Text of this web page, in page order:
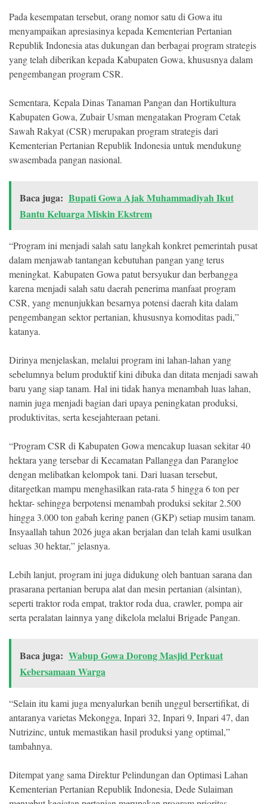
Pada kesempatan tersebut, orang nomor satu di Gowa itu
menyampaikan apresiasinya kepada Kementerian Pertanian
Republik Indonesia atas dukungan dan berbagai program strategis
yang telah diberikan kepada Kabupaten Gowa, khususnya dalam
pengembangan program CSR.
Sementara, Kepala Dinas Tanaman Pangan dan Hortikultura
Kabupaten Gowa, Zubair Usman mengatakan Program Cetak
Sawah Rakyat (CSR) merupakan program strategis dari
Kementerian Pertanian Republik Indonesia untuk mendukung
swasembada pangan nasional.
Baca juga: Bupati Gowa Ajak Muhammadiyah Ikut
Bantu Keluarga Miskin Ekstrem
“Program ini menjadi salah satu langkah konkret pemerintah pusat
dalam menjawab tantangan kebutuhan pangan yang terus
meningkat. Kabupaten Gowa patut bersyukur dan berbangga
karena menjadi salah satu daerah penerima manfaat program
CSR, yang menunjukkan besarnya potensi daerah kita dalam
pengembangan sektor pertanian, khususnya komoditas padi,”
katanya.
Dirinya menjelaskan, melalui program ini lahan-lahan yang
sebelumnya belum produktif kini dibuka dan ditata menjadi sawah
baru yang siap tanam. Hal ini tidak hanya menambah luas lahan,
namin juga menjadi bagian dari upaya peningkatan produksi,
produktivitas, serta kesejahteraan petani.
“Program CSR di Kabupaten Gowa mencakup luasan sekitar 40
hektara yang tersebar di Kecamatan Pallangga dan Parangloe
dengan melibatkan kelompok tani. Dari luasan tersebut,
ditargetkan mampu menghasilkan rata-rata 5 hingga 6 ton per
hektar- sehingga berpotensi menambah produksi sekitar 2.500
hingga 3.000 ton gabah kering panen (GKP) setiap musim tanam.
Insyaallah tahun 2026 juga akan berjalan dan telah kami usulkan
seluas 30 hektar,” jelasnya.
Lebih lanjut, program ini juga didukung oleh bantuan sarana dan
prasarana pertanian berupa alat dan mesin pertanian (alsintan),
seperti traktor roda empat, traktor roda dua, crawler, pompa air
serta peralatan lainnya yang dikelola melalui Brigade Pangan.
Baca juga: Wabup Gowa Dorong Masjid Perkuat
Kebersamaan Warga
“Selain itu kami juga menyalurkan benih unggul bersertifikat, di
antaranya varietas Mekongga, Inpari 32, Inpari 9, Inpari 47, dan
Nutrizinc, untuk memastikan hasil produksi yang optimal,”
tambahnya.
Ditempat yang sama Direktur Pelindungan dan Optimasi Lahan
Kementerian Pertanian Republik Indonesia, Dede Sulaiman